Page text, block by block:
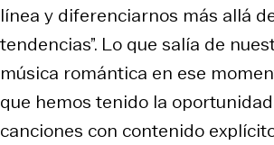
línea y diferenciarnos más allá
tendencias”. Lo que salía de
música romántica en ese
que hemos tenido la
canciones con contenido